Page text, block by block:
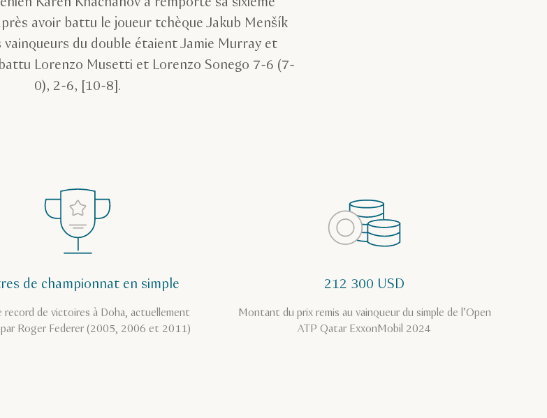
avoir battu le joueur tchèque Jakub Menšík
du double étaient Jamie Murray et
Lorenzo Musetti et Lorenzo Sonego 7-6 (7-
0), 2-6, [10-8].
de championnat en simple
record de victoires à Doha, actuellement
Roger Federer (2005, 2006 et 2011)
212 300 USD
Montant du prix remis au vainqueur du simple de l’Open
ATP Qatar ExxonMobil 2024